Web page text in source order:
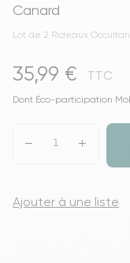
Canard
Lot de 2 Rideaux
35,99 € TTC
Dont Éco-participation
Ajouter à une liste